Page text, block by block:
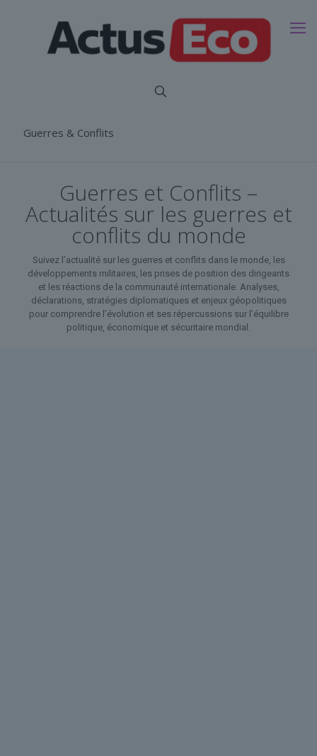
Guerres & Conflits
Guerres et Conflits –
Actualités sur les guerres et
conflits du monde
Suivez l’actualité sur les guerres et conflits dans le monde, les
développements militaires, les prises de position des dirigeants
et les réactions de la communauté internationale. Analyses,
déclarations, stratégies diplomatiques et enjeux géopolitiques
pour comprendre l’évolution et ses répercussions sur l’équilibre
politique, économique et sécuritaire mondial.